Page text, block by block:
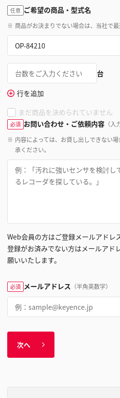
任意 ご希望の商品・型式名
※ 商品がお決まりでない場合は、当社で最
台
行を追加
まだ商品を決められていません
必須 お問い合わせ・ご依頼内容 （
※ 内容によっては、お貸し出しできない
承ください。
Web会員の方はご登録メールアドレ
登録がお済みでない方はメールアド
願いいたします。
必須 メールアドレス （半角英数字）
次へ